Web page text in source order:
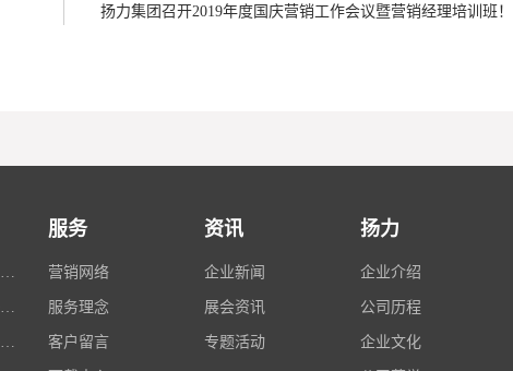
扬力集团召开2019年度国庆营销工作会议暨营销经理培训班！
钣金柔性加工自动化解决方案
电池方铝壳解决方案
电池圆钢壳解决方案
服务
营销网络
服务理念
客户留言
资讯
企业新闻
展会资讯
专题活动
扬力
企业介绍
公司历程
企业文化